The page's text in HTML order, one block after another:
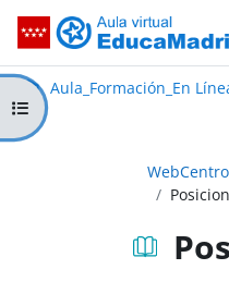
Aula_Formación_En
Aula Virtual de
Aula_Formación_En
Abrir índice del curso
WebCentro